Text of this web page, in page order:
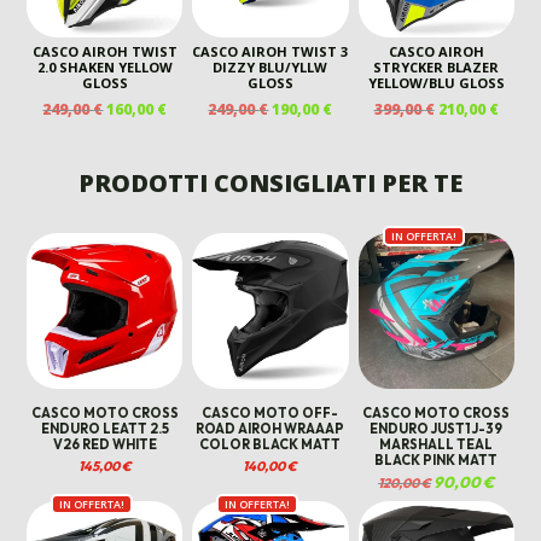
CASCO AIROH TWIST
2.0 SHAKEN YELLOW
GLOSS
249,00€IL
ERA:
249,00 €.
160,00€IL
È:
160,00 €.
CASCO AIROH TWIST 3
DIZZY BLU/YLLW
GLOSS
249,00€IL
ERA:
249,00 €.
190,00€IL
È:
190,00 €.
CASCO AIROH
STRYCKER BLAZER
YELLOW/BLU GLOSS
399,00€ IL
ERA:
399,00 €.
210,00€IL
PRODOTTI CONSIGLIATI PER TE
CASCO MOTO CROSS
ENDURO LEATT 2.5
V26 RED WHITE
145,00€
CASCO MOTO OFF-
ROAD AIROH WRAAAP
COLOR BLACK MATT
140,00€
IN OFFERTA!
CASCO MOTO CROSS
ENDURO JUST1 J-39
MARSHALL TEAL
BLACK PINK MATT
120,00€ Il
prezzo
originale
era:
120,00 €.
90,00€Il
prezzo
attuale
è:
90,00
IN OFFERTA! IN OFFERTA!